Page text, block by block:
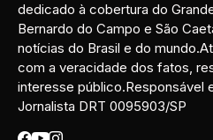
dedicado à cobertura do
Bernardo do Campo e São
notícias do Brasil e do
com a veracidade dos fatos,
interesse público.Responsável
Jornalista DRT 0095903/SP